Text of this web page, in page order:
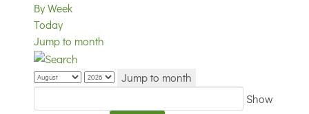
By Week
Today
Jump to month
Jump to month
Show